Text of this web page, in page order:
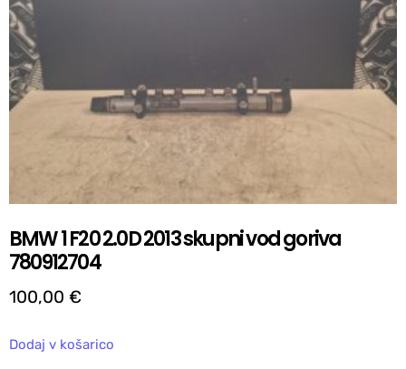
BMW 1 F20 2.0D 2013 skupni vod goriva
780912704
100,00 €
Dodaj v košarico